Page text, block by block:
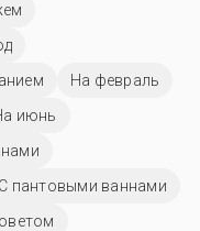
На февраль
июнь
С пантовыми ваннами